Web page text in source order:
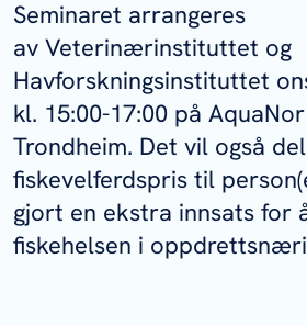
Seminaret arrangeres
av Veterinærinstituttet og
Havforskningsinstituttet
kl. 15:00-17:00 på
Trondheim. Det vil også
fiskevelferdspris til
gjort en ekstra innsats for
fiskehelsen i